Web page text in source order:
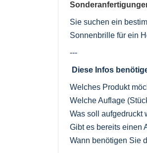
Sie suchen ein
Sonnenbrille für ein
---
Diese Infos
Welches Produkt
Welche Auflage
Was soll aufgedruckt
Gibt es bereits einen
Wann benötigen Sie